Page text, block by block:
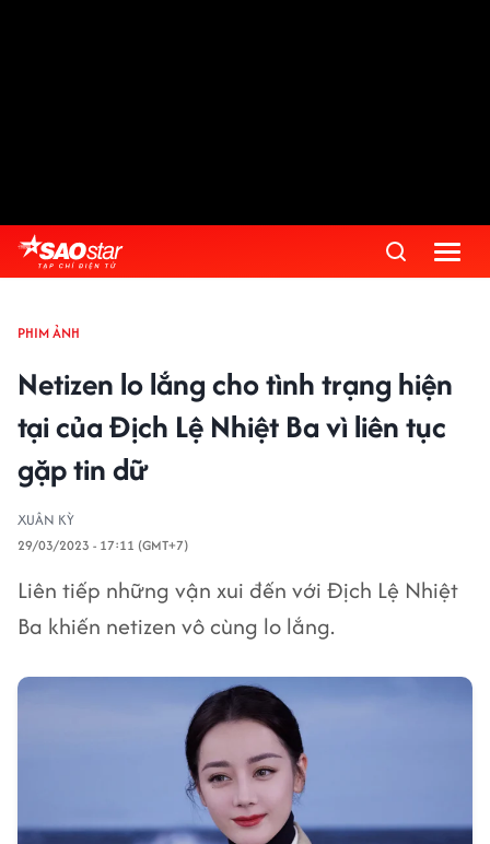
PHIM ẢNH
Netizen lo lắng cho tình trạng hiện
tại của Địch Lệ Nhiệt Ba vì liên tục
gặp tin dữ
XUÂN KỲ
29/03/2023 - 17:11 (GMT+7)
Liên tiếp những vận xui đến với Địch Lệ Nhiệt
Ba khiến netizen vô cùng lo lắng.